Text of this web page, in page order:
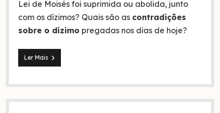
Lei de Moisés foi suprimida ou abolida, junto
com os dízimos? Quais são as contradições
sobre o dízimo pregadas nos dias de hoje?
Ler Mais5
contradições
o
pregadas